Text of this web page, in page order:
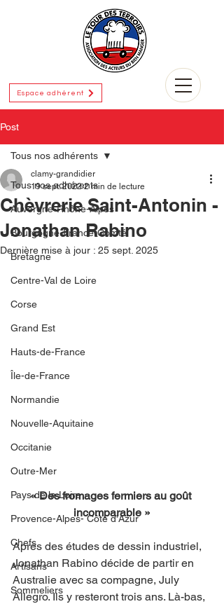
Espace adhérent
Post
Tous nos adhérents
Auvergne-Rhône-Alpes
Bourgogne-France-Comté
Bretagne
Centre-Val de Loire
Corse
Grand Est
Hauts-de-France
Île-de-France
Normandie
Nouvelle-Aquitaine
Occitanie
Outre-Mer
Pays de la Loire
Provence-Alpes- Côte d'Azur
Chefs
Artisans
Sommeliers
Tous nos adhérents
Chèvrerie Saint-Antonin -
Jonathan Rabino
clamy-grandidier
19 sept. 2022 2 min de lecture
Dernière mise à jour : 25 sept. 2025
« Des fromages fermiers au goût
incomparable »
Après des études de dessin industriel,
Jonathan Rabino décide de partir en
Australie avec sa compagne, July
Allegro. Ils y resteront trois ans. Là-bas,